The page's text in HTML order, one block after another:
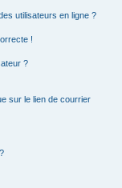
utilisateurs en ligne ?
!
?
sur le lien de courrier